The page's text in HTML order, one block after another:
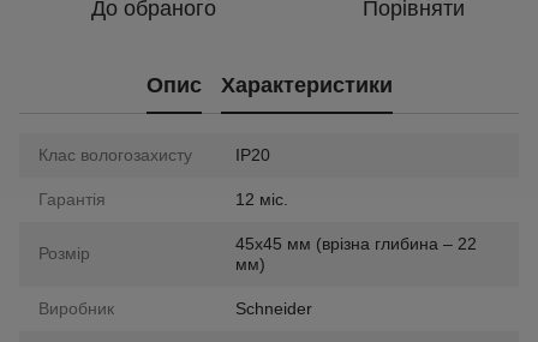
До обраного Порівняти
Опис Характеристики
Клас вологозахисту IP20
Гарантія 12 міс.
Розмір
45х45 мм (врізна глибина – 22
мм)
Виробник Schneider